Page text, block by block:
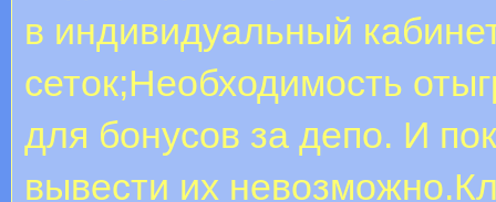
в индивидуальный
сеток;Необходимость
для бонусов за депо. И
вывести их